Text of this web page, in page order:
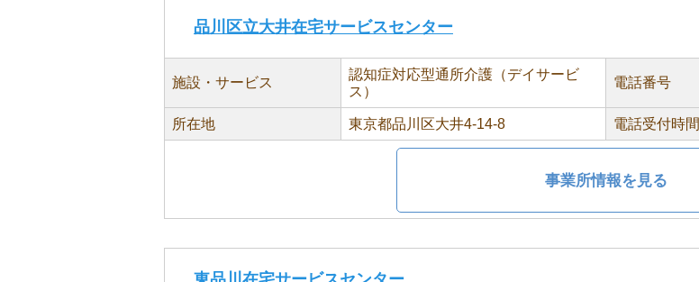
品川区立大井在宅サービスセンター
施設・サービス
認知症対応型通所介護（デイサービ
ス）
電話番号
所在地 東京都品川区大井4-14-8 電話受付時間
事業所情報を見る